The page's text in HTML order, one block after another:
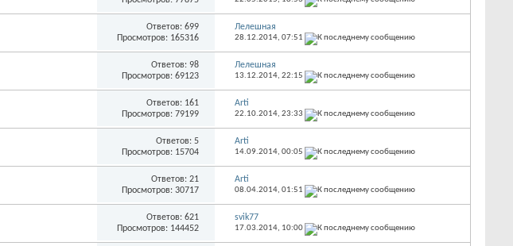
Ответов: 699
Просмотров: 165316
Лелешная
28.12.2014, 07:51
Ответов: 98
Просмотров: 69123
Лелешная
13.12.2014, 22:15
Ответов: 161
Просмотров: 79199
Arti
22.10.2014, 23:33
Ответов: 5
Просмотров: 15704
Arti
14.09.2014, 00:05
Ответов: 21
Просмотров: 30717
Arti
08.04.2014, 01:51
Ответов: 621
Просмотров: 144452
svik77
17.03.2014, 10:00